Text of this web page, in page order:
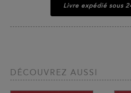
Livre expédié sous
DÉCOUVREZ AUSSI